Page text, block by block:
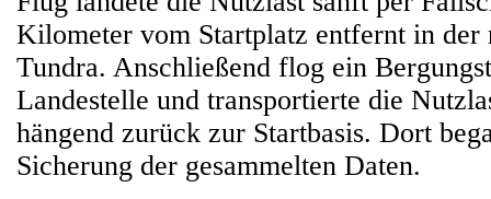
Kilometer vom Startplatz entfernt in der
Tundra. Anschließend flog ein
Landestelle und transportierte die
hängend zurück zur Startbasis. Dort
Sicherung der gesammelten Daten.